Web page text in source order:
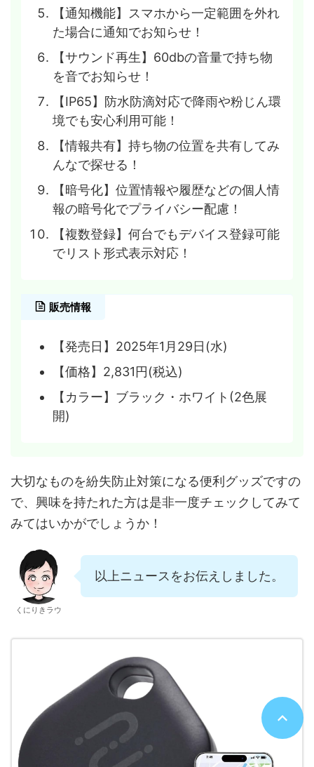
【通知機能】スマホから一定範囲を外れ
た場合に通知でお知らせ！
【サウンド再生】60dbの音量で持ち物
を音でお知らせ！
【IP65】防水防滴対応で降雨や粉じん環
境でも安心利用可能！
【情報共有】持ち物の位置を共有してみ
んなで探せる！
【暗号化】位置情報や履歴などの個人情
報の暗号化でプライバシー配慮！
【複数登録】何台でもデバイス登録可能
でリスト形式表示対応！
販売情報
【発売日】2025年1月29日(水)
【価格】2,831円(税込)
【カラー】ブラック・ホワイト(2色展
開)
大切なものを紛失防止対策になる便利グッズですの
で、興味を持たれた方は是非一度チェックしてみて
みてはいかがでしょうか！
くにりきラウ
以上ニュースをお伝えしました。